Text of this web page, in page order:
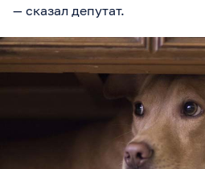
— сказал депутат.